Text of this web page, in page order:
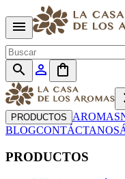
menu
search
person_outline
shopping_bag
PRODUCTOS AROMAS
BLOGCONTÁCTANOS
PRODUCTOS